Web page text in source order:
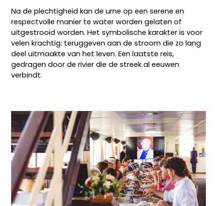
Na de plechtigheid kan de urne op een serene en
respectvolle manier te water worden gelaten of
uitgestrooid worden. Het symbolische karakter is voor
velen krachtig: teruggeven aan de stroom die zo lang
deel uitmaakte van het leven. Een laatste reis,
gedragen door de rivier die de streek al eeuwen
verbindt.